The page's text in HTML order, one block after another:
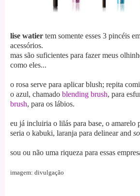
lise watier tem somente esses 3 pincéis
acessórios.
mas são suficientes para fazer meus
como eles...
o rosa serve para aplicar blush; repita
o azul, chamado blending brush, para
brush, para os lábios.
eu já incluiria o lilás para base, o amarelo
seria o kabuki, laranja para delinear and
sou ou não uma riqueza para essas
imagem: divulgação